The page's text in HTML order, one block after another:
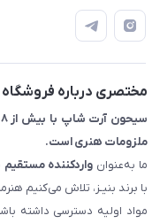
📝 قوانین و مقررات
📖 راهنما
مختصری درباره فروشگاه
ملزومات هنری است.
ما به‌عنوان واردکننده مستقیم
با برند بنیـز، تلاش می‌کنیم
مواد اولیه دسترسی داشته